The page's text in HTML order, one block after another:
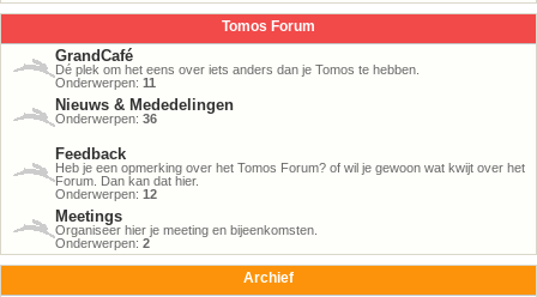
Tomos Forum
GrandCafé
Dé plek om het eens over iets anders dan je Tomos te hebben.
Onderwerpen: 11
Nieuws & Mededelingen
Onderwerpen: 36
Feedback
Heb je een opmerking over het Tomos Forum? of wil je gewoon wat kwijt over het
Forum. Dan kan dat hier.
Onderwerpen: 12
Meetings
Organiseer hier je meeting en bijeenkomsten.
Onderwerpen: 2
Archief